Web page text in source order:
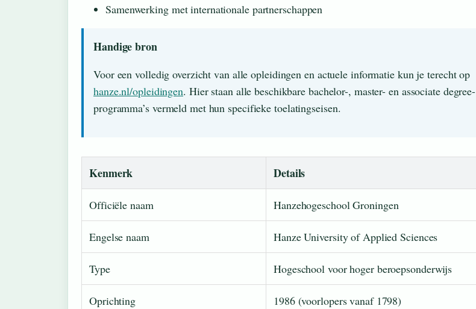
Samenwerking met internationale partnerschappen
Handige bron
Voor een volledig overzicht van alle opleidingen en actuele informatie kun je terecht op
hanze.nl/opleidingen. Hier staan alle beschikbare bachelor-, master- en associate degree-
programma’s vermeld met hun specifieke toelatingseisen.
Kenmerk Details
Officiële naam Hanzehogeschool Groningen
Engelse naam Hanze University of Applied Sciences
Type Hogeschool voor hoger beroepsonderwijs
Oprichting 1986 (voorlopers vanaf 1798)